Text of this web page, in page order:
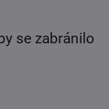
se zabránilo